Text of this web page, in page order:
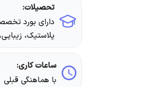
تحصیلات:
دارای بورد
پلاستیک،
ساعات کاری:
با هماهنگی قبلی